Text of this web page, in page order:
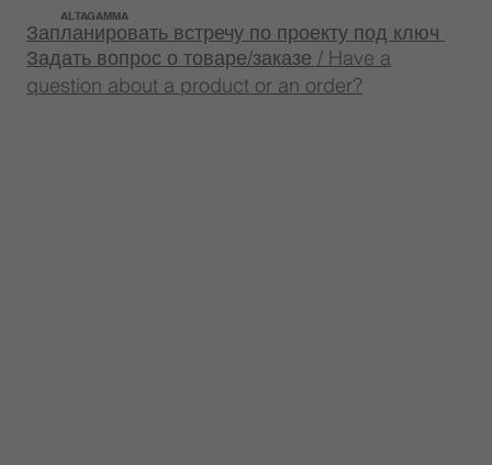
ALTAGAMMA
Задать вопрос о товаре/заказе / Have a
question about a product or an order?
Запланировать встречу по проекту под ключ